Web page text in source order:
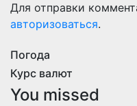
Для отправки
авторизоваться.
Погода
Курс валют
You missed